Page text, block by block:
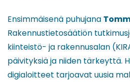
Ensimmäisenä puhujana
Rakennustietosäätiön
kiinteistö- ja rakennusalan
päivityksiä ja niiden tärkeyttä.
digialoitteet tarjoavat uusia